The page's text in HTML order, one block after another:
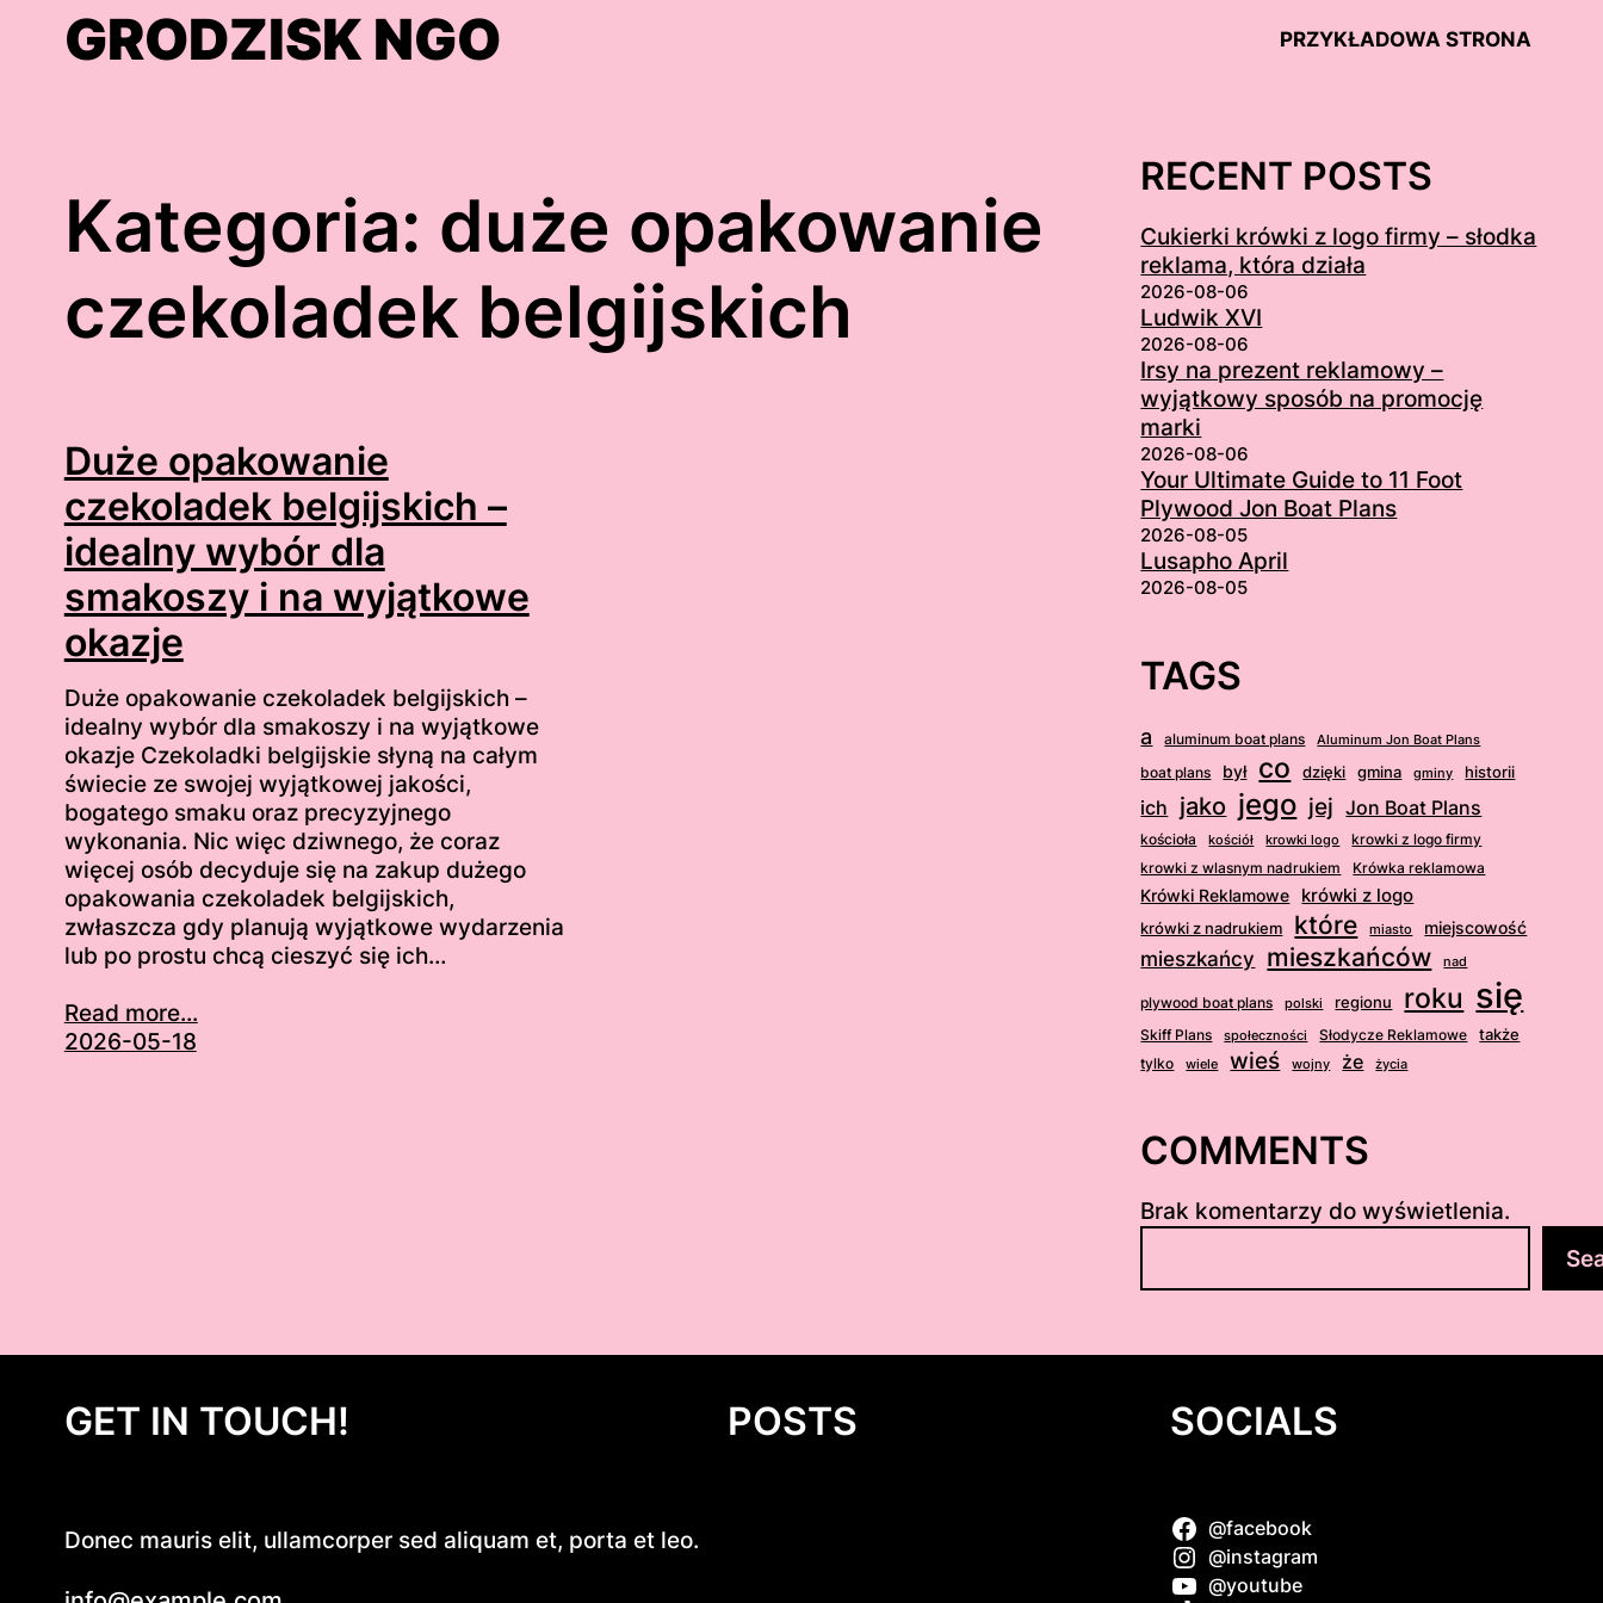
GRODZISK NGO PRZYKŁADOWA STRONA
Kategoria: duże opakowanie
czekoladek belgijskich
Duże opakowanie
czekoladek belgijskich –
idealny wybór dla
smakoszy i na wyjątkowe
okazje
Duże opakowanie czekoladek belgijskich –
idealny wybór dla smakoszy i na wyjątkowe
okazje Czekoladki belgijskie słyną na całym
świecie ze swojej wyjątkowej jakości,
bogatego smaku oraz precyzyjnego
wykonania. Nic więc dziwnego, że coraz
więcej osób decyduje się na zakup dużego
opakowania czekoladek belgijskich,
zwłaszcza gdy planują wyjątkowe wydarzenia
lub po prostu chcą cieszyć się ich…
Read more...
2026-05-18
RECENT POSTS
Cukierki krówki z logo firmy – słodka
reklama, która działa
2026-08-06
Ludwik XVI
2026-08-06
Irsy na prezent reklamowy –
wyjątkowy sposób na promocję
marki
2026-08-06
Your Ultimate Guide to 11 Foot
Plywood Jon Boat Plans
2026-08-05
Lusapho April
2026-08-05
TAGS
a aluminum boat plans Aluminum Jon Boat Plans
boat plans był co dzięki gmina gminy historii
ich jako jego jej Jon Boat Plans
kościoła kościół krowki logo
krowki z logo firmy
krowki z wlasnym nadrukiem
Krówka reklamowa
Krówki Reklamowe krówki z logo
krówki z nadrukiem które miasto miejscowość
mieszkańcy mieszkańców nad
plywood boat plans polski regionu roku się
Skiff Plans społeczności Słodycze Reklamowe także
tylko wiele wieś wojny że życia
COMMENTS
Brak komentarzy do wyświetlenia.
u
a
GET IN TOUCH!
Donec mauris elit, ullamcorper sed aliquam et, porta et leo.
POSTS SOCIALS
@facebook
@instagram
@youtube